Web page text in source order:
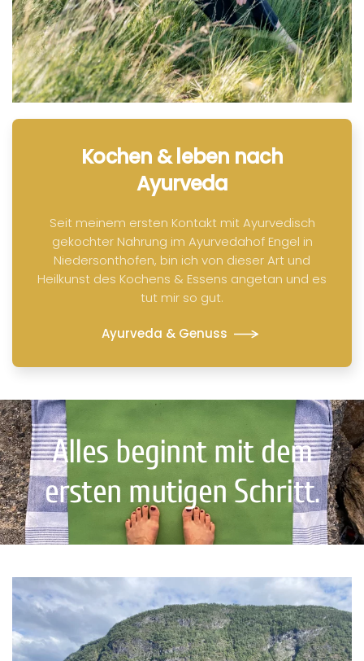
Kochen & leben nach
Ayurveda
Seit meinem ersten Kontakt mit Ayurvedisch
gekochter Nahrung im Ayurvedahof Engel in
Niedersonthofen, bin ich von dieser Art und
Heilkunst des Kochens & Essens angetan und es
tut mir so gut.
Ayurveda & Genuss
Alles beginnt mit dem
ersten mutigen Schritt.